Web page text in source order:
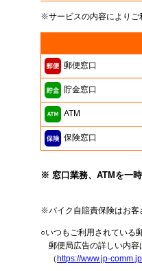
※サービスの内容によりご
郵便窓口
貯金窓口
ATM
保険窓口
※ 窓口業務、ATMを一時
※バイク自賠責保険はお客
○いつもご利用されている
郵便局広告の詳しい内容
（ https://www.jp-